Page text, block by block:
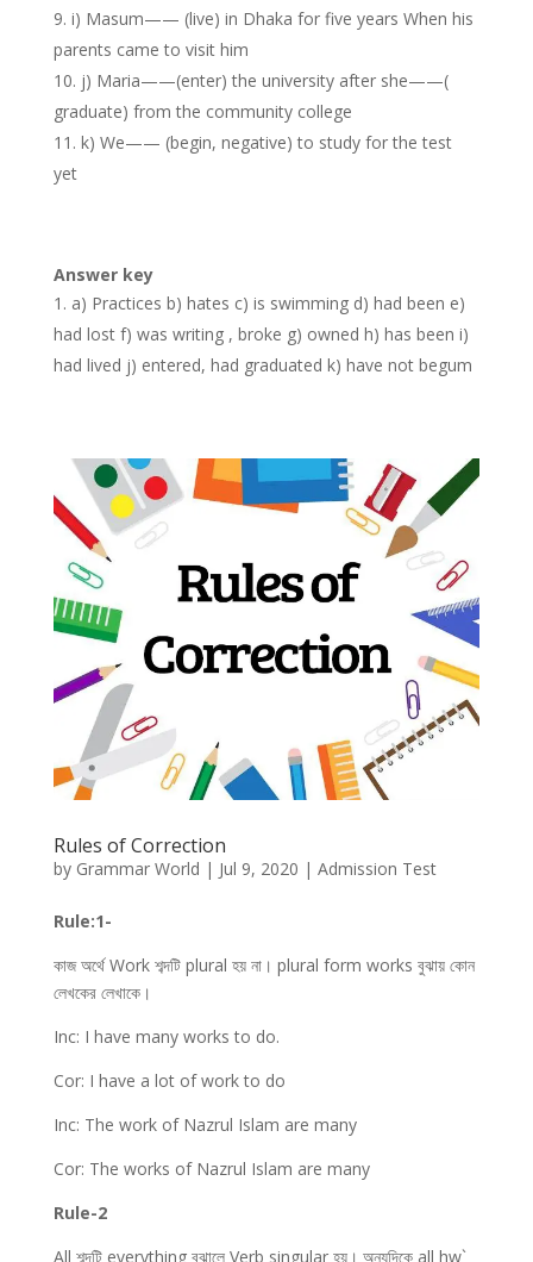
i) Masum—— (live) in Dhaka for five years When his
parents came to visit him
j) Maria——(enter) the university after she——(
graduate) from the community college
k) We—— (begin, negative) to study for the test
yet
Answer key
a) Practices b) hates c) is swimming d) had been e)
had lost f) was writing , broke g) owned h) has been i)
had lived j) entered, had graduated k) have not begum
Rules of Correction
by Grammar World | Jul 9, 2020 | Admission Test
Rule:1-
কাজ অর্থে Work শব্দটি plural হয় না। plural form works বুঝায় কোন
লেখকের লেখাকে।
Inc: I have many works to do.
Cor: I have a lot of work to do
Inc: The work of Nazrul Islam are many
Cor: The works of Nazrul Islam are many
Rule-2
All শব্দটি everything বুঝালে Verb singular হয়। অন্যদিকে all hw`